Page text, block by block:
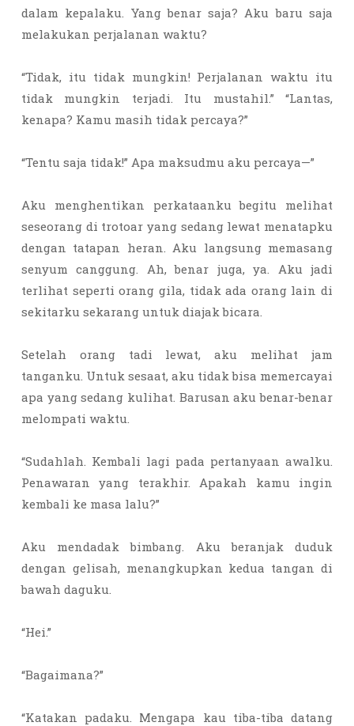
dalam kepalaku. Yang benar saja? Aku baru saja
melakukan perjalanan waktu?
“Tidak, itu tidak mungkin! Perjalanan waktu itu
tidak mungkin terjadi. Itu mustahil.” “Lantas,
kenapa? Kamu masih tidak percaya?”
“Tentu saja tidak!” Apa maksudmu aku percaya—”
Aku menghentikan perkataanku begitu melihat
seseorang di trotoar yang sedang lewat menatapku
dengan tatapan heran. Aku langsung memasang
senyum canggung. Ah, benar juga, ya. Aku jadi
terlihat seperti orang gila, tidak ada orang lain di
sekitarku sekarang untuk diajak bicara.
Setelah orang tadi lewat, aku melihat jam
tanganku. Untuk sesaat, aku tidak bisa memercayai
apa yang sedang kulihat. Barusan aku benar-benar
melompati waktu.
“Sudahlah. Kembali lagi pada pertanyaan awalku.
Penawaran yang terakhir. Apakah kamu ingin
kembali ke masa lalu?”
Aku mendadak bimbang. Aku beranjak duduk
dengan gelisah, menangkupkan kedua tangan di
bawah daguku.
“Hei.”
“Bagaimana?”
“Katakan padaku. Mengapa kau tiba-tiba datang